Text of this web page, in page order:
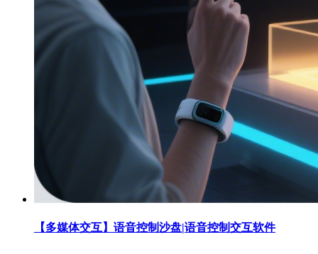
【多媒体交互】语音控制沙盘|语音控制交互软件